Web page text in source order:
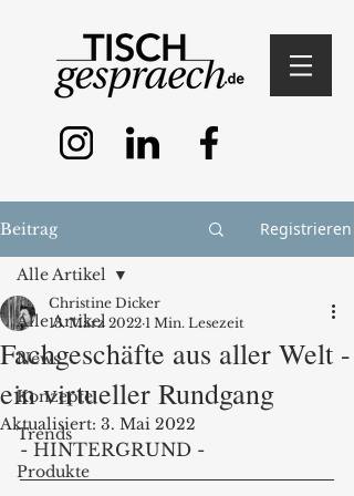
Beitrag Registrieren
Alle Artikel
News
Konzepte
Trends
Produkte
Alle Artikel
Fachgeschäfte aus aller Welt -
ein virtueller Rundgang
Christine Dicker
13. März 2022 1 Min. Lesezeit
Aktualisiert: 3. Mai 2022
- HINTERGRUND -